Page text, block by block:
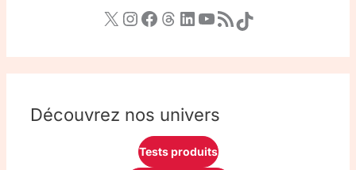
Découvrez nos univers
Tests produits